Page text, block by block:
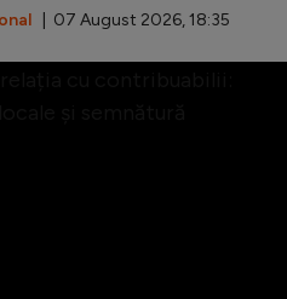
| 07 August 2026, 18:35